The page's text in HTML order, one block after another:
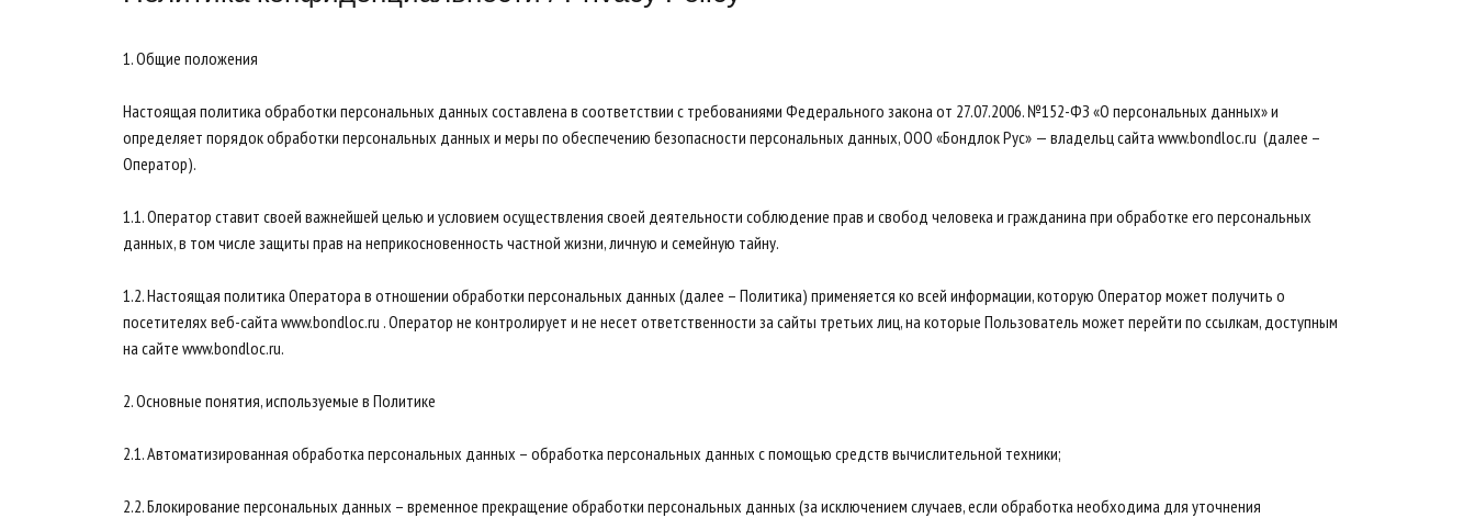
1. Общие положения
Настоящая политика обработки персональных данных составлена в соответствии с требованиями Федерального закона от 27.07.2006. №152-ФЗ «О персональных данных» и
определяет порядок обработки персональных данных и меры по обеспечению безопасности персональных данных, ООО «Бондлок Рус» — владельц сайта www.bondloc.ru (далее –
Оператор).
1.1. Оператор ставит своей важнейшей целью и условием осуществления своей деятельности соблюдение прав и свобод человека и гражданина при обработке его персональных
данных, в том числе защиты прав на неприкосновенность частной жизни, личную и семейную тайну.
1.2. Настоящая политика Оператора в отношении обработки персональных данных (далее – Политика) применяется ко всей информации, которую Оператор может получить о
посетителях веб-сайта www.bondloc.ru . Оператор не контролирует и не несет ответственности за сайты третьих лиц, на которые Пользователь может перейти по ссылкам, доступным
на cайте www.bondloc.ru.
2. Основные понятия, используемые в Политике
2.1. Автоматизированная обработка персональных данных – обработка персональных данных с помощью средств вычислительной техники;
2.2. Блокирование персональных данных – временное прекращение обработки персональных данных (за исключением случаев, если обработка необходима для уточнения